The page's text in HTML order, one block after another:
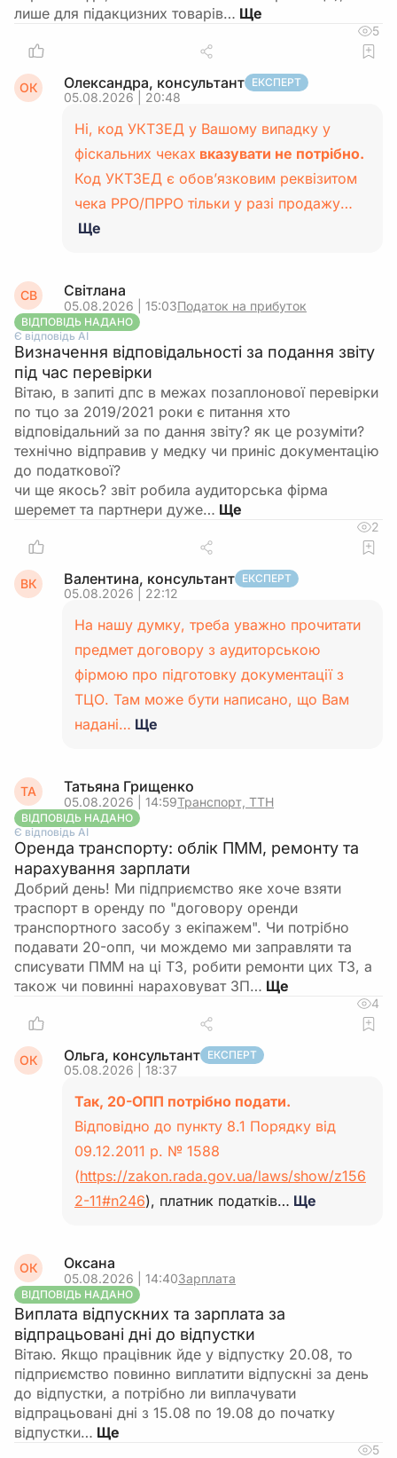
лише для підакцизних товарів…
5
ОК Олександра, консультант ЕКСПЕРТ
05.08.2026 | 20:48
Ні, код УКТЗЕД у Вашому випадку у
фіскальних чеках вказувати не потрібно.
Код УКТЗЕД є обов’язковим реквізитом
чека РРО/ПРРО тільки у разі продажу…
Ще
СВ Світлана
05.08.2026 | 15:03Податок на прибуток
ВІДПОВІДЬ НАДАНО
Є відповідь АІ
Визначення відповідальності за подання звіту
під час перевірки
Вітаю, в запиті дпс в межах позаплонової перевірки
по тцо за 2019/2021 роки є питання хто
відповідальний за по дання звіту? як це розуміти?
технічно відправив у медку чи приніс документацію
до податкової?
чи ще якось? звіт робила аудиторська фірма
шеремет та партнери дуже…
2
ВК Валентина, консультант ЕКСПЕРТ
05.08.2026 | 22:12
На нашу думку, треба уважно прочитати
предмет договору з аудиторською
фірмою про підготовку документації з
ТЦО. Там може бути написано, що Вам
надані… Ще
ТА Татьяна Грищенко
05.08.2026 | 14:59Транспорт, ТТН
ВІДПОВІДЬ НАДАНО
Є відповідь АІ
Оренда транспорту: облік ПММ, ремонту та
нарахування зарплати
Добрий день! Ми підприємство яке хоче взяти
траспорт в оренду по "договору оренди
транспортного засобу з екіпажем". Чи потрібно
подавати 20-опп, чи мождемо ми заправляти та
списувати ПММ на ці ТЗ, робити ремонти цих ТЗ, а
також чи повинні нараховуват ЗП…
4
ОК Ольга, консультант ЕКСПЕРТ
05.08.2026 | 18:37
Так, 20-ОПП потрібно подати.
Відповідно до пункту 8.1 Порядку від
09.12.2011 р. № 1588
(https://zakon.rada.gov.ua/laws/show/z156
2-11#n246), платник податків… Ще
ОК Оксана
05.08.2026 | 14:40Зарплата
ВІДПОВІДЬ НАДАНО
Виплата відпускних та зарплата за
відпрацьовані дні до відпустки
Вітаю. Якщо працівник йде у відпустку 20.08, то
підприємство повинно виплатити відпускні за день
до відпустки, а потрібно ли виплачувати
відпрацьовані дні з 15.08 по 19.08 до початку
відпустки…
5